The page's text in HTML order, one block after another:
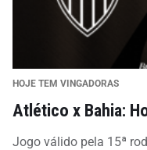
HOJE TEM VINGADORAS
Atlético x Bahia:
Jogo válido pela 15ª